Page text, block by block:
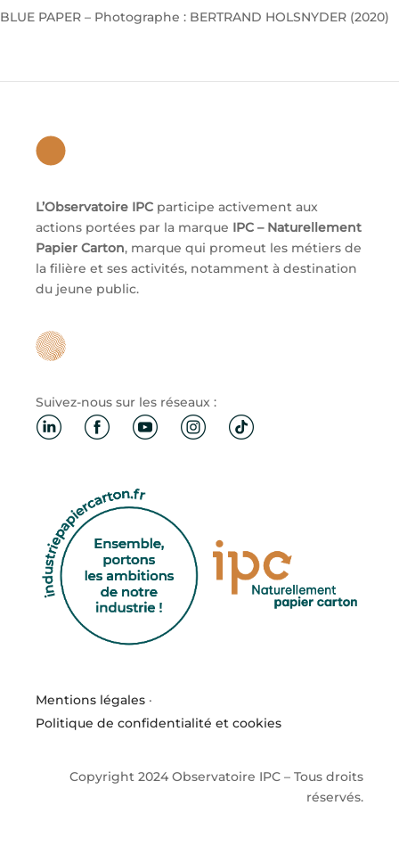
BLUE PAPER – Photographe : BERTRAND HOLSNYDER (2020)
L’Observatoire IPC participe activement aux
actions portées par la marque IPC – Naturellement
Papier Carton, marque qui promeut les métiers de
la filière et ses activités, notamment à destination
du jeune public.
Suivez-nous sur les réseaux :
Mentions légales ·
Politique de confidentialité et cookies
Copyright 2024 Observatoire IPC – Tous droits
réservés.